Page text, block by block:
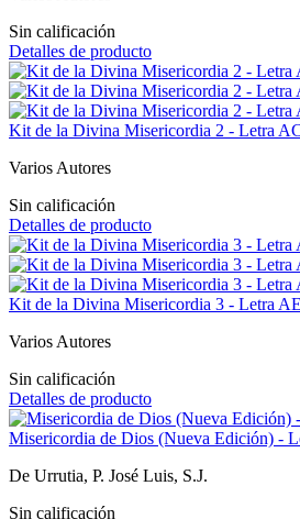
Sin calificación
Detalles de producto
Kit de la Divina Misericordia 2 - Letra
Varios Autores
Sin calificación
Detalles de producto
Kit de la Divina Misericordia 3 - Letra AE
Varios Autores
Sin calificación
Detalles de producto
Misericordia de Dios (Nueva Edición) -
De Urrutia, P. José Luis, S.J.
Sin calificación